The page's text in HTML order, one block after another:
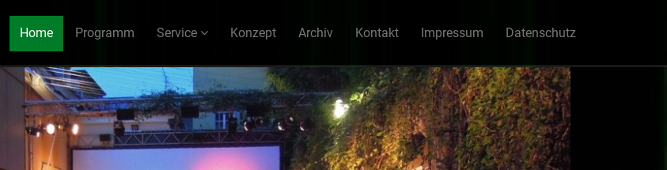
Home Programm Service Konzept Archiv Kontakt Impressum Datenschutz